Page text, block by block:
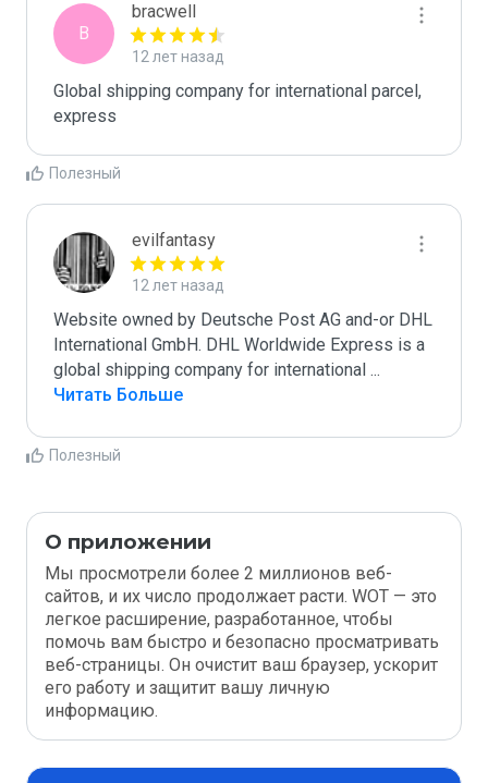
B
bracwell
12 лет назад
Global shipping company for international parcel,
express
Полезный
evilfantasy
12 лет назад
Website owned by Deutsche Post AG and-or DHL
International GmbH. DHL Worldwide Express is a
global shipping company for international ...
Читать Больше
Полезный
О приложении
Мы просмотрели более 2 миллионов веб-
сайтов, и их число продолжает расти. WOT — это
легкое расширение, разработанное, чтобы
помочь вам быстро и безопасно просматривать
веб-страницы. Он очистит ваш браузер, ускорит
его работу и защитит вашу личную
информацию.